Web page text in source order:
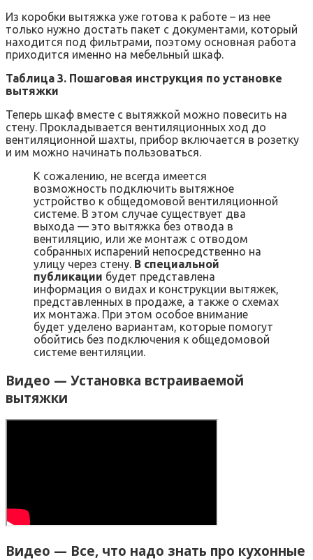
Из коробки вытяжка уже готова к работе – из нее
только нужно достать пакет с документами, который
находится под фильтрами, поэтому основная работа
приходится именно на мебельный шкаф.
Таблица 3. Пошаговая инструкция по установке
вытяжки
Теперь шкаф вместе с вытяжкой можно повесить на
стену. Прокладывается вентиляционных ход до
вентиляционной шахты, прибор включается в розетку
и им можно начинать пользоваться.
К сожалению, не всегда имеется
возможность подключить вытяжное
устройство к общедомовой вентиляционной
системе. В этом случае существует два
выхода — это вытяжка без отвода в
вентиляцию, или же монтаж с отводом
собранных испарений непосредственно на
улицу через стену. В специальной
публикации будет представлена
информация о видах и конструкции вытяжек,
представленных в продаже, а также о схемах
их монтажа. При этом особое внимание
будет уделено вариантам, которые помогут
обойтись без подключения к общедомовой
системе вентиляции.
Видео — Установка встраиваемой
вытяжки
Видео — Все, что надо знать про кухонные